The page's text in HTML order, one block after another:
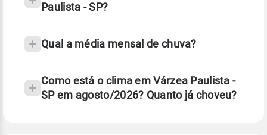
Paulista - SP?
Qual a média mensal de chuva?
Como está o clima em Várzea Paulista -
SP em agosto/2026? Quanto já choveu?